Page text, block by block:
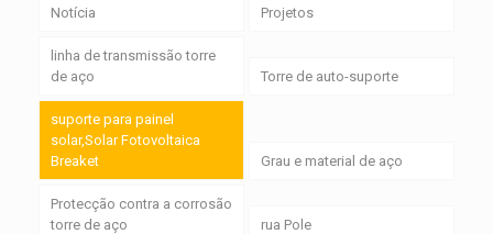
Notícia Projetos
linha de transmissão torre
de aço
Torre de auto-suporte
suporte para painel
solar,Solar Fotovoltaica
Breaket
Grau e material de aço
Protecção contra a corrosão
torre de aço
rua Pole